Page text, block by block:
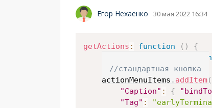
Егор Нехаенко 30 мая 2022 16:34
getActions : function ( )
{
//стандартная кнопка
    actionMenuItems
. addItem(
"Caption" : {
"Tag" :